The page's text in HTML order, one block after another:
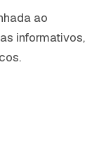
ao
informativos,